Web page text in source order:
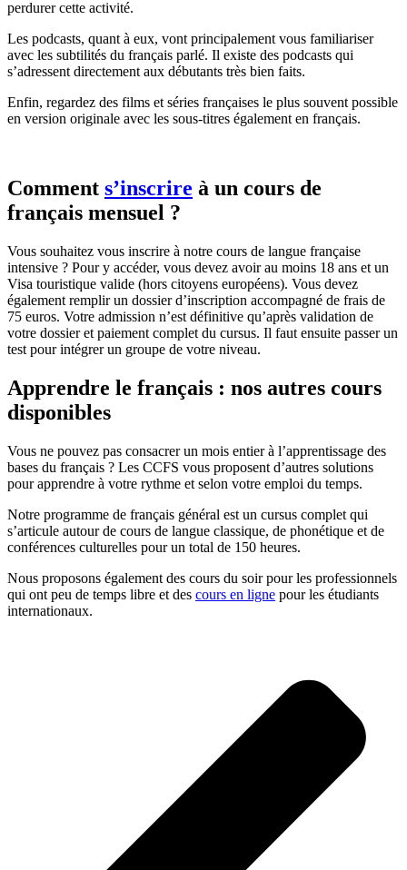
perdurer cette activité.
Les podcasts, quant à eux, vont principalement vous familiariser
avec les subtilités du français parlé. Il existe des podcasts qui
s’adressent directement aux débutants très bien faits.
Enfin, regardez des films et séries françaises le plus souvent possible
en version originale avec les sous-titres également en français.
Comment s’inscrire à un cours de
français mensuel ?
Vous souhaitez vous inscrire à notre cours de langue française
intensive ? Pour y accéder, vous devez avoir au moins 18 ans et un
Visa touristique valide (hors citoyens européens). Vous devez
également remplir un dossier d’inscription accompagné de frais de
75 euros. Votre admission n’est définitive qu’après validation de
votre dossier et paiement complet du cursus. Il faut ensuite passer un
test pour intégrer un groupe de votre niveau.
Apprendre le français : nos autres cours
disponibles
Vous ne pouvez pas consacrer un mois entier à l’apprentissage des
bases du français ? Les CCFS vous proposent d’autres solutions
pour apprendre à votre rythme et selon votre emploi du temps.
Notre programme de français général est un cursus complet qui
s’articule autour de cours de langue classique, de phonétique et de
conférences culturelles pour un total de 150 heures.
Nous proposons également des cours du soir pour les professionnels
qui ont peu de temps libre et des cours en ligne pour les étudiants
internationaux.